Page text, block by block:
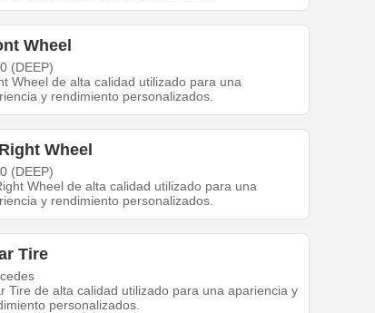
Wheel
(DEEP)
Wheel de alta calidad utilizado para una
y rendimiento personalizados.
Wheel
(DEEP)
Wheel de alta calidad utilizado para una
y rendimiento personalizados.
Tire
Tire de alta calidad utilizado para una apariencia y
personalizados.